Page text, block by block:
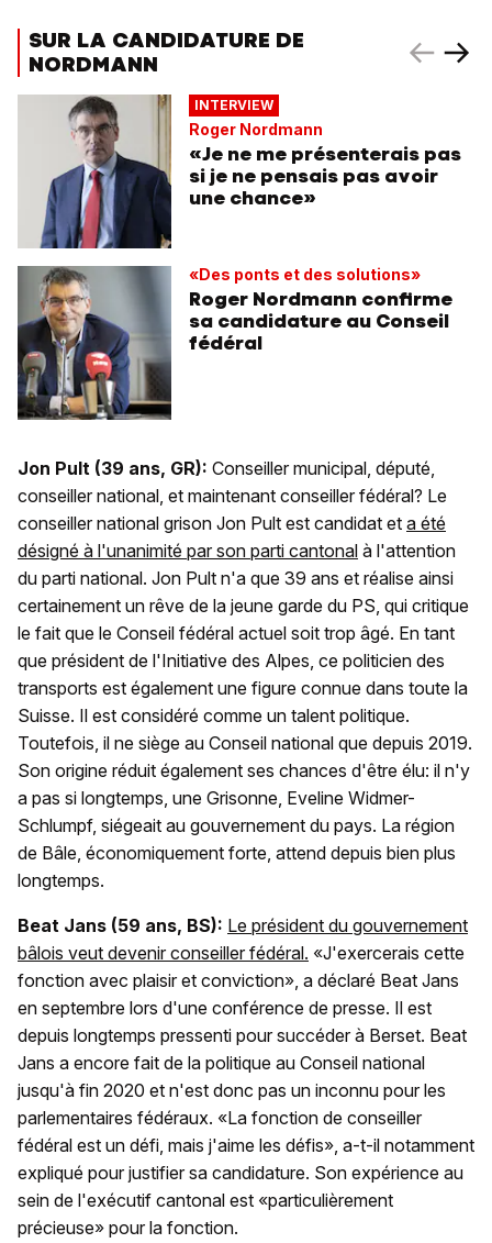
SUR LA CANDIDATURE DE
NORDMANN
INTERVIEW
Roger Nordmann
«Je ne me présenterais pas
si je ne pensais pas avoir
une chance»
«Des ponts et des solutions»
Roger Nordmann confirme
sa candidature au Conseil
fédéral
Jon Pult (39 ans, GR): Conseiller municipal, député,
conseiller national, et maintenant conseiller fédéral? Le
conseiller national grison Jon Pult est candidat et a été
désigné à l'unanimité par son parti cantonal à l'attention
du parti national. Jon Pult n'a que 39 ans et réalise ainsi
certainement un rêve de la jeune garde du PS, qui critique
le fait que le Conseil fédéral actuel soit trop âgé. En tant
que président de l'Initiative des Alpes, ce politicien des
transports est également une figure connue dans toute la
Suisse. Il est considéré comme un talent politique.
Toutefois, il ne siège au Conseil national que depuis 2019.
Son origine réduit également ses chances d'être élu: il n'y
a pas si longtemps, une Grisonne, Eveline Widmer-
Schlumpf, siégeait au gouvernement du pays. La région
de Bâle, économiquement forte, attend depuis bien plus
longtemps.
Beat Jans (59 ans, BS): Le président du gouvernement
bâlois veut devenir conseiller fédéral. «J'exercerais cette
fonction avec plaisir et conviction», a déclaré Beat Jans
en septembre lors d'une conférence de presse. Il est
depuis longtemps pressenti pour succéder à Berset. Beat
Jans a encore fait de la politique au Conseil national
jusqu'à fin 2020 et n'est donc pas un inconnu pour les
parlementaires fédéraux. «La fonction de conseiller
fédéral est un défi, mais j'aime les défis», a-t-il notamment
expliqué pour justifier sa candidature. Son expérience au
sein de l'exécutif cantonal est «particulièrement
précieuse» pour la fonction.